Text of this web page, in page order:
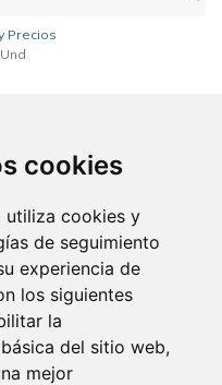
cookies
utiliza cookies y
de seguimiento
experiencia de
los siguientes
la
del sitio web,
mejor
Precios